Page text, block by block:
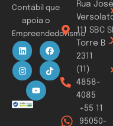
Contábil que
apoia o
Empreendedorismo
L
i
n
k
e
d
n
F
a
c
e
b
I
n
s
t
a
a
m
T
i
k
t
o
o
u
b
e
Rua José
111 SBC
Torre B -
2311
(11)
4858-
4085
+55 11
95050-